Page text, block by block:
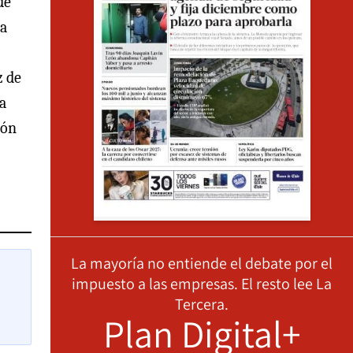
de
La mayoría no entiende el debate por el
impuesto a las empresas. El resto lee La
Tercera.
Plan Digital+